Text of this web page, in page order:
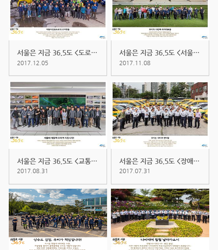
서울은 지금 36.5도 <도로환경처...
2017.12.05
서울은 지금 36.5도 <서울월드컵...
2017.11.08
서울은 지금 36.5도 <교통정보처...
2017.08.31
서울은 지금 36.5도 <장애인콜택...
2017.07.31